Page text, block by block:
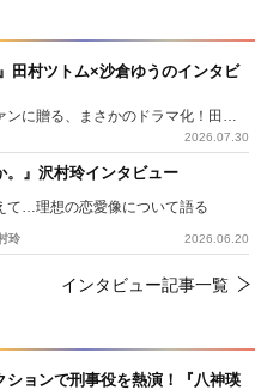
ションで刑事役を熱演！『八神瑛
田村ツトム×沙倉ゆうのインタビ
『侍タイムスリッパー』ファンに贈る、まさかのドラマ化！田村ツトム×沙倉ゆうのが語る『心配無用ノ介』撮影秘話
2026.07.30
。』沢村玲インタビュー
て…理想の恋愛像について語る
玲 2026.06.20
インタビュー記事一覧